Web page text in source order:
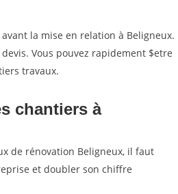
la mise en relation à Beligneux.
Vous pouvez rapidement $etre
travaux.
chantiers à
de rénovation Beligneux, il faut
et doubler son chiffre